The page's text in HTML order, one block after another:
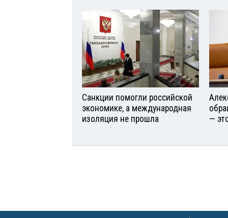
Санкции помогли российской
экономике, а международная
изоляция не прошла
—